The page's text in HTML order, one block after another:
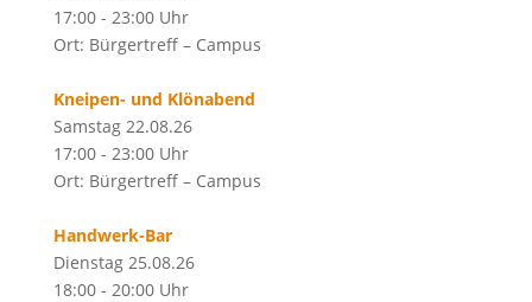
17:00 - 23:00 Uhr
Ort: Bürgertreff – Campus
Kneipen- und Klönabend
Samstag 22.08.26
17:00 - 23:00 Uhr
Ort: Bürgertreff – Campus
Handwerk-Bar
Dienstag 25.08.26
18:00 - 20:00 Uhr